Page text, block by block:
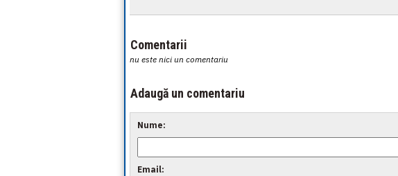
Comentarii
nu este nici un comentariu
Adaugă un comentariu
Nume:
Email: